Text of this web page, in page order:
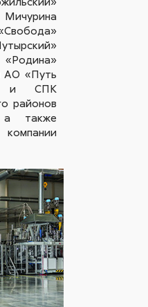
АО «Путь
и СПК
районов
а также